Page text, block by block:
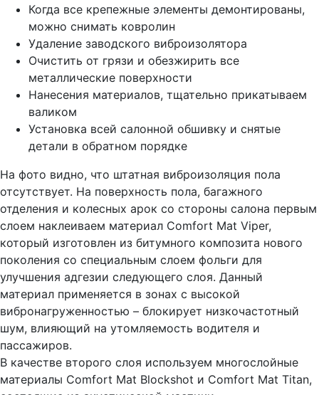
Когда все крепежные элементы демонтированы,
можно снимать ковролин
Удаление заводского виброизолятора
Очистить от грязи и обезжирить все
металлические поверхности
Нанесения материалов, тщательно прикатываем
валиком
Установка всей салонной обшивку и снятые
детали в обратном порядке
На фото видно, что штатная виброизоляция пола
отсутствует. На поверхность пола, багажного
отделения и колесных арок со стороны салона первым
слоем наклеиваем материал Comfort Mat Viper,
который изготовлен из битумного композита нового
поколения со специальным слоем фольги для
улучшения адгезии следующего слоя. Данный
материал применяется в зонах с высокой
вибронагруженностью – блокирует низкочастотный
шум, влияющий на утомляемость водителя и
пассажиров.
В качестве второго слоя используем многослойные
материалы Comfort Mat Blockshot и Comfort Mat Titan,